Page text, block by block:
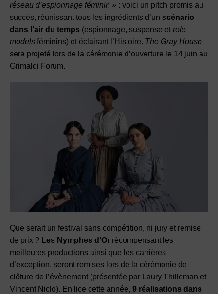
réseau d’espionnage féminin » : voici un pitch promis au
succès, réunissant tous les ingrédients d’un scénario
dans l’air du temps (espionnage, suspense et role
models féminins) et éclairant l’Histoire. The Gray House
sera projeté lors de la cérémonie d’ouverture le 14 juin au
Grimaldi Forum.
Que serait un festival sans compétition, ni jury et remise
de prix ? Les Nymphes d’Or récompensant les
meilleures productions ainsi que les carrières
d’exception, seront remises lors de la cérémonie de
clôture de l’évènement (présentée par Laury Thilleman et
Vincent Niclo). En lice cette année, 9 réalisations dans